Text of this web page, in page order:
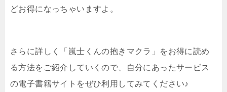
どお得になっちゃいますよ。
さらに詳しく「嵐士くんの抱きマクラ」をお得に読め
る方法をご紹介していくので、自分にあったサービス
の電子書籍サイトをぜひ利用してみてください♪